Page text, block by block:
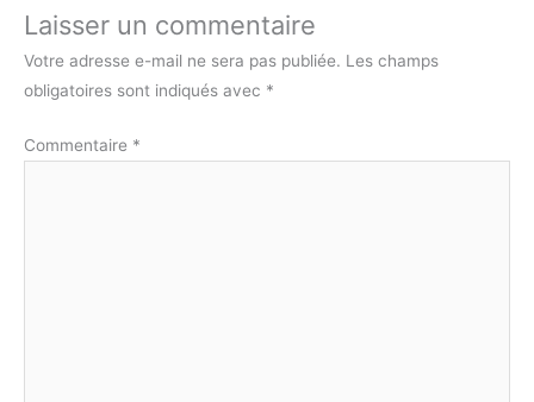
Laisser un commentaire
Votre adresse e-mail ne sera pas publiée. Les champs
obligatoires sont indiqués avec *
Commentaire *